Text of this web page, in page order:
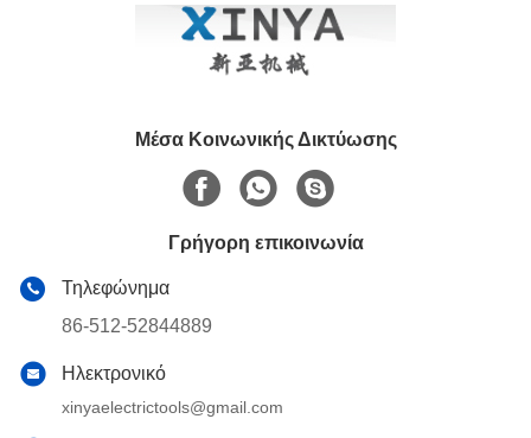
Μέσα Κοινωνικής Δικτύωσης
Γρήγορη επικοινωνία
Τηλεφώνημα
86-512-52844889
Ηλεκτρονικό
xinyaelectrictools@gmail.com